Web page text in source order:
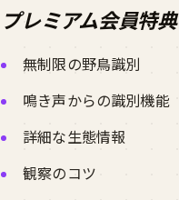
プレミアム会員特典
無制限の野鳥識別
鳴き声からの識別機能
詳細な生態情報
観察のコツ